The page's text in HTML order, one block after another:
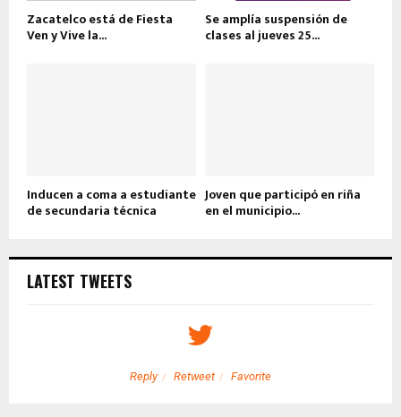
Zacatelco está de Fiesta
Ven y Vive la...
Se amplía suspensión de
clases al jueves 25...
Inducen a coma a estudiante
de secundaria técnica
Joven que participó en riña
en el municipio...
LATEST TWEETS
Reply Retweet Favorite